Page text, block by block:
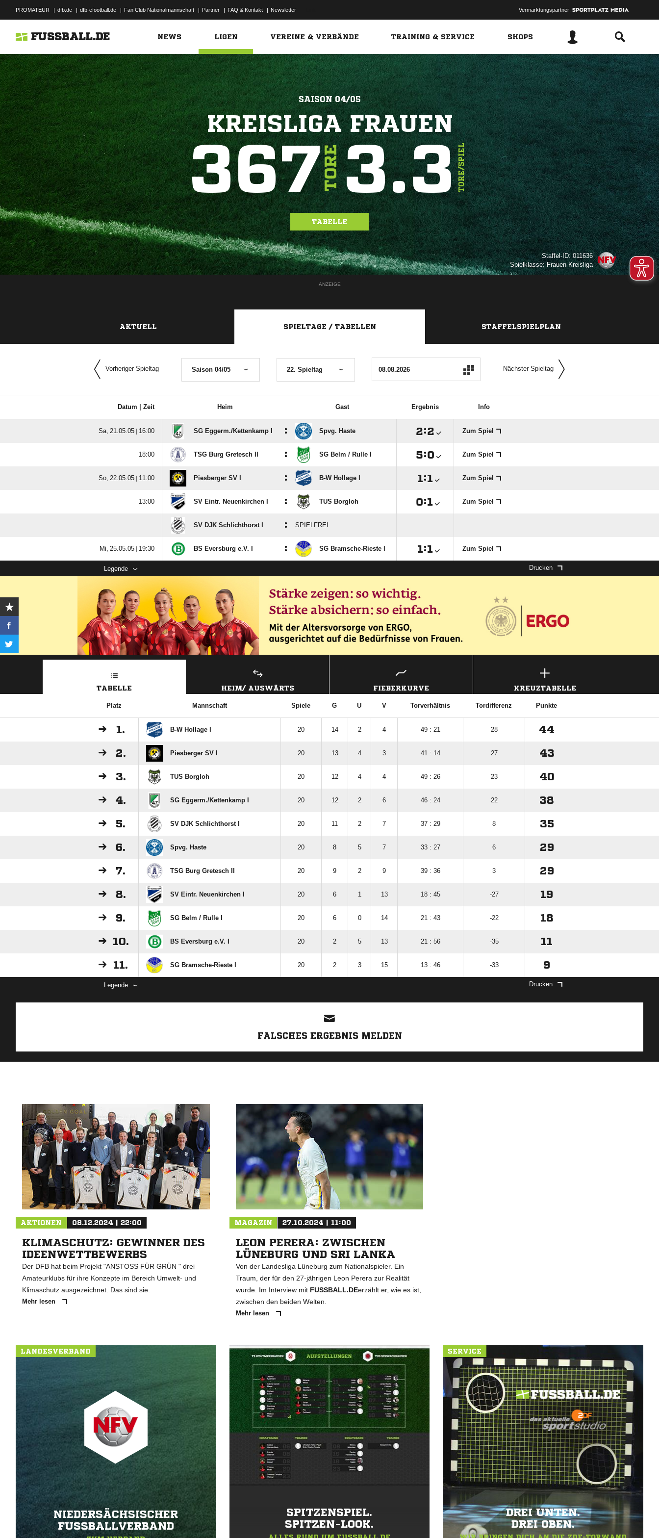
PROMATEUR | dfb.de | dfb-efootball.de | Fan Club Nationalmannschaft | Partner | FAQ & Kontakt | Newsletter Vermarktungspartner:
FUSSBALL.DE NEWS LIGEN VEREINE & VERBÄNDE TRAINING & SERVICE SHOPS
SAISON 04/05
KREISLIGA FRAUEN
367TORE3.3TORE/SPIEL
TABELLE
Staffel-ID: 011636
Spielklasse: Frauen Kreisliga
ANZEIGE
AKTUELL SPIELTAGE / TABELLEN STAFFELSPIELPLAN
Vorheriger Spieltag Saison 04/05 22. Spieltag Nächster Spieltag
Datum | Zeit Heim Gast Ergebnis Info
  |  SG Eggerm./​Kettenkamp I : Spvg. Haste : Zum Spiel
 TSG Burg Gretesch II : SG Belm /​ Rulle I : Zum Spiel
  |  Piesberger SV I : B-W Hollage I : Zum Spiel
 SV Eintr. Neuenkirchen I : TUS Borgloh : Zum Spiel
SV DJK Schlichthorst I : SPIELFREI
  |  BS Eversburg e.V. I : SG Bramsche-Rieste I : Zum Spiel
Legende Drucken
TABELLE HEIM/ AUSWÄRTS FIEBERKURVE KREUZTABELLE
Platz Mannschaft Spiele G U V Torverhältnis Tordifferenz Punkte
1. B-W Hollage I 20 14 2 4 49 : 21 28 44
2. Piesberger SV I 20 13 4 3 41 : 14 27 43
3. TUS Borgloh 20 12 4 4 49 : 26 23 40
4. SG Eggerm./​Kettenkamp I 20 12 2 6 46 : 24 22 38
5. SV DJK Schlichthorst I 20 11 2 7 37 : 29 8 35
6. Spvg. Haste 20 8 5 7 33 : 27 6 29
7. TSG Burg Gretesch II 20 9 2 9 39 : 36 3 29
8. SV Eintr. Neuenkirchen I 20 6 1 13 18 : 45 -27 19
9. SG Belm /​ Rulle I 20 6 0 14 21 : 43 -22 18
10. BS Eversburg e.V. I 20 2 5 13 21 : 56 -35 11
11. SG Bramsche-Rieste I 20 2 3 15 13 : 46 -33 9
Legende Drucken
FALSCHES ERGEBNIS MELDEN
AKTIONEN 08.12.2024 | 22:00
KLIMASCHUTZ: GEWINNER DES
IDEENWETTBEWERBS
Der DFB hat beim Projekt "ANSTOSS FÜR GRÜN " drei
Amateurklubs für ihre Konzepte im Bereich Umwelt- und
Klimaschutz ausgezeichnet. Das sind sie.
Mehr lesen
MAGAZIN 27.10.2024 | 11:00
LEON PERERA: ZWISCHEN
LÜNEBURG UND SRI LANKA
Von der Landesliga Lüneburg zum Nationalspieler. Ein
Traum, der für den 27-jährigen Leon Perera zur Realität
wurde. Im Interview mit FUSSBALL.DEerzählt er, wie es ist,
zwischen den beiden Welten.
Mehr lesen
LANDESVERBAND
NIEDERSÄCHSISCHER
FUSSBALLVERBAND
SPITZENSPIEL.
SPITZEN-LOOK.
SERVICE
DREI UNTEN.
DREI OBEN.